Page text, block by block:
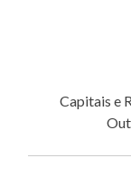
Capitais e